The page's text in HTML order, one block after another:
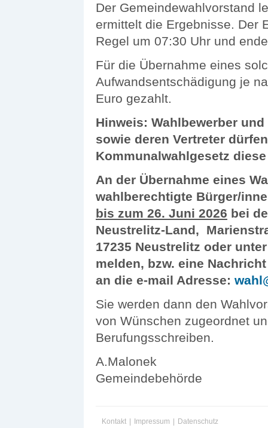
Der Gemeindewahlvorstand
ermittelt die Ergebnisse. Der
Regel um 07:30 Uhr und
Für die Übernahme eines
Aufwandsentschädigung je
Euro gezahlt.
Hinweis: Wahlbewerber
sowie deren Vertreter
Kommunalwahlgesetz
An der Übernahme eines
wahlberechtigte Bürger/
bis zum 26. Juni 2026 bei
Neustrelitz-Land,
17235 Neustrelitz oder
melden, bzw. eine Nachricht
an die e-mail Adresse:
Sie werden dann den
von Wünschen zugeordnet
Berufungsschreiben.
A.Malonek
Gemeindebehörde
Kontakt Impressum Datenschutz